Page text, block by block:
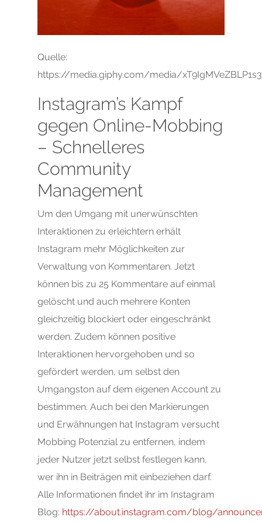
Quelle:
https://media.giphy.com/media/
Instagram’s Kampf
gegen Online-Mobbing
– Schnelleres
Community
Management
Um den Umgang mit unerwünschten
Interaktionen zu erleichtern erhält
Instagram mehr Möglichkeiten zur
Verwaltung von Kommentaren. Jetzt
können bis zu 25 Kommentare auf einmal
gelöscht und auch mehrere Konten
gleichzeitig blockiert oder eingeschränkt
werden. Zudem können positive
Interaktionen hervorgehoben und so
gefördert werden, um selbst den
Umgangston auf dem eigenen Account zu
bestimmen. Auch bei den Markierungen
und Erwähnungen hat Instagram versucht
Mobbing Potenzial zu entfernen, indem
jeder Nutzer jetzt selbst festlegen kann,
wer ihn in Beiträgen mit einbeziehen darf.
Alle Informationen findet ihr im Instagram
Blog: https://about.instagram.com/blog/